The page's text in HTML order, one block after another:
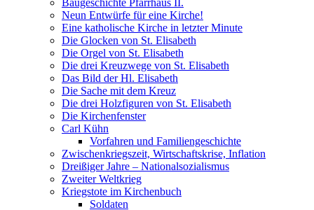
Baugeschichte Pfarrhaus II.
Neun Entwürfe für eine Kirche!
Eine katholische Kirche in letzter Minute
Die Glocken von St. Elisabeth
Die Orgel von St. Elisabeth
Die drei Kreuzwege von St. Elisabeth
Das Bild der Hl. Elisabeth
Die Sache mit dem Kreuz
Die drei Holzfiguren von St. Elisabeth
Die Kirchenfenster
Carl Kühn
Vorfahren und Familiengeschichte
Zwischenkriegszeit, Wirtschaftskrise, Inflation
Dreißiger Jahre – Nationalsozialismus
Zweiter Weltkrieg
Kriegstote im Kirchenbuch
Soldaten